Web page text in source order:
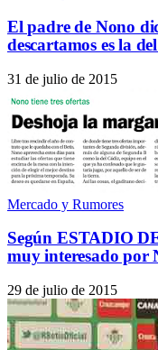
El padre de Nono
descartamos es la
31 de julio de 2015
Mercado y Rumores
Según ESTADIO
muy interesado por
29 de julio de 2015